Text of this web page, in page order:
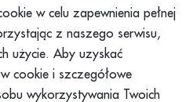
Składanie skarg
Dokumenty
Praca w PAH
w celu zapewnienia pełnej
z naszego serwisu,
użycie. Aby uzyskać
cookie i szczegółowe
wykorzystywania Twoich